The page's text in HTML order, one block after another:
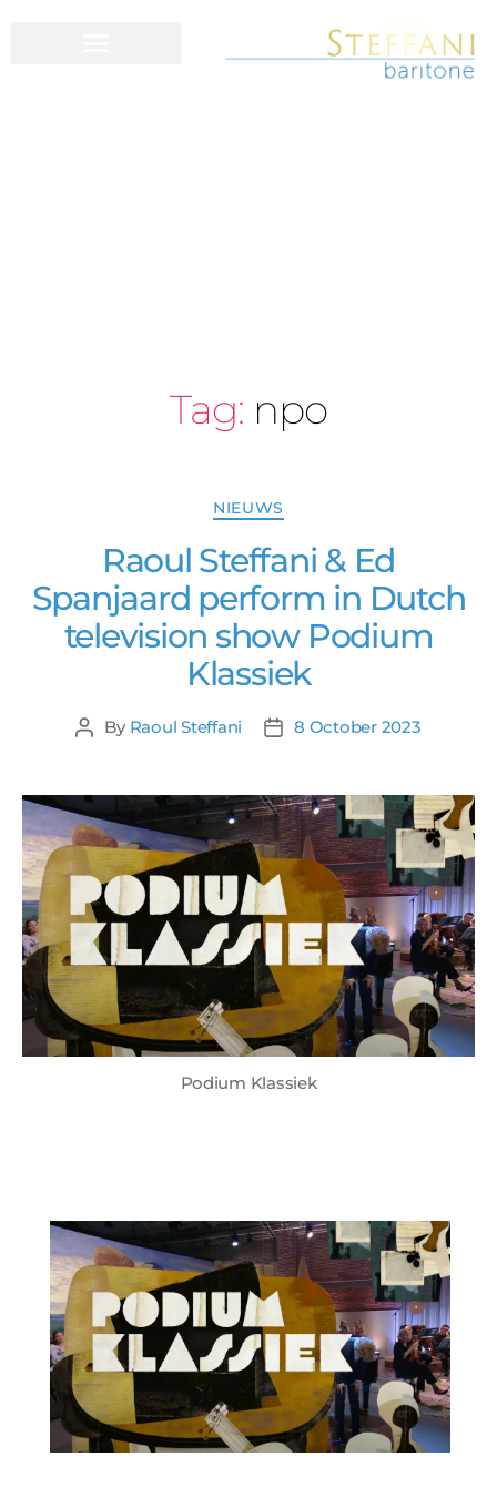
Tag: npo
NIEUWS
Raoul Steffani & Ed
Spanjaard perform in Dutch
television show Podium
Klassiek
By Raoul Steffani 8 October 2023
Podium Klassiek